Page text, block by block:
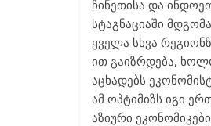
ჩინეთისა და
სტაგნაციაში
ყველა სხვა
ით გაიზრდება,
აცხადებს
ამ ოპტიმიზს იგი
აზიური